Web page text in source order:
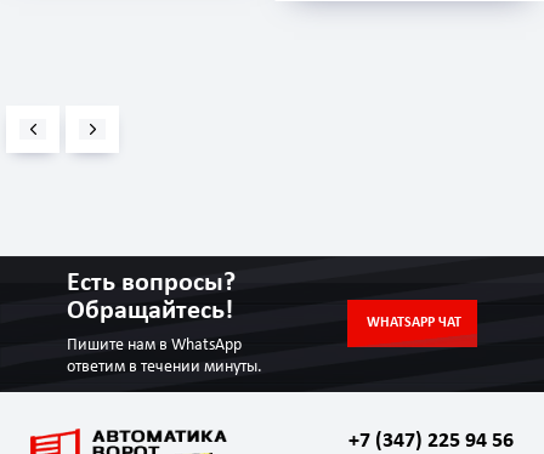
Есть вопросы?
Обращайтесь!
Пишите нам в WhatsApp
ответим в течении минуты.
WHATSAPP ЧАТ
+7 (347) 225 94 56